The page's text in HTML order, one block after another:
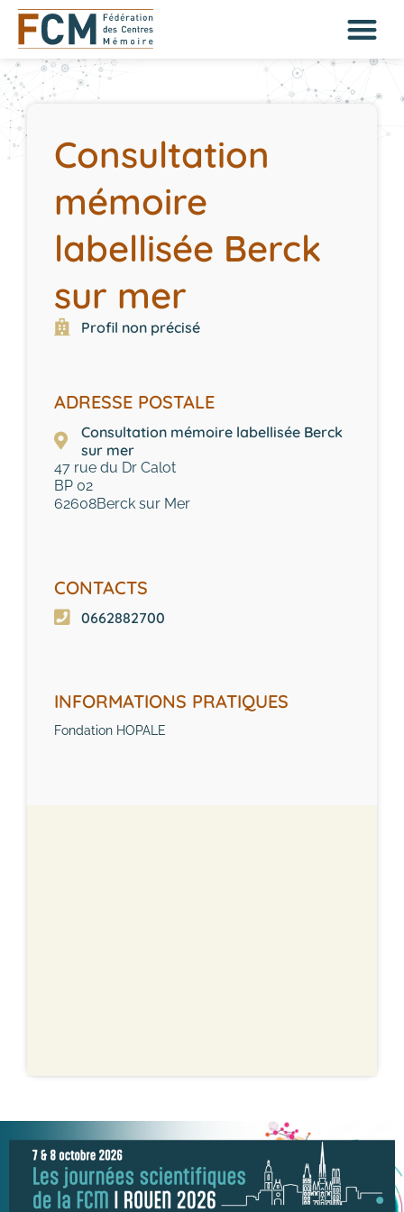
Consultation
mémoire
labellisée Berck
sur mer
Profil non précisé
ADRESSE POSTALE
Consultation mémoire labellisée Berck
sur mer
47 rue du Dr Calot
BP 02
62608Berck sur Mer
CONTACTS
0662882700
INFORMATIONS PRATIQUES
Fondation HOPALE